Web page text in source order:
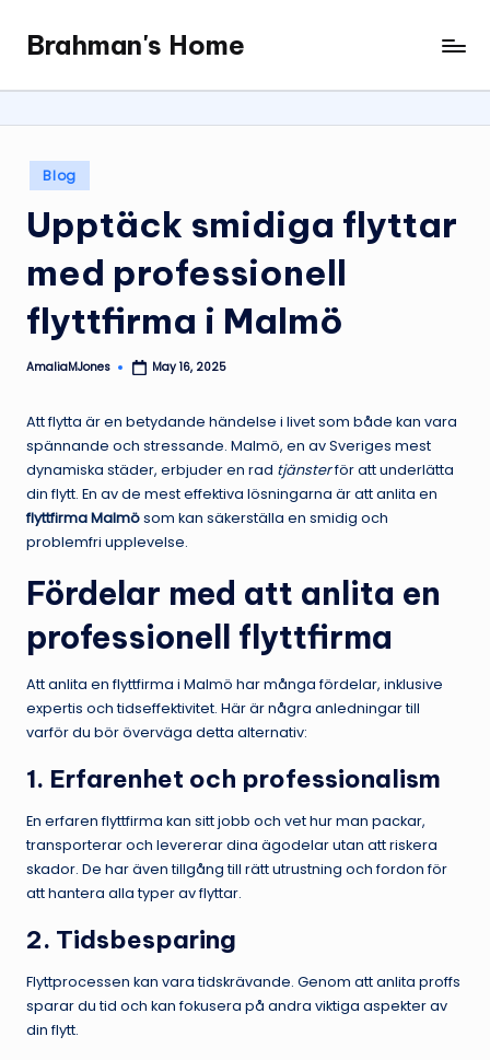
content
Brahman's Home
Spiritual
and
it
all
Posted
in
Blog
Upptäck smidiga flyttar
med professionell
flyttfirma i Malmö
Posted
AmaliaMJones May 16, 2025
Att flytta är en betydande händelse i livet som både kan vara
spännande och stressande. Malmö, en av Sveriges mest
dynamiska städer, erbjuder en rad tjänsterför att underlätta
din flytt. En av de mest effektiva lösningarna är att anlita en
flyttfirma Malmösom kan säkerställa en smidig och
problemfri upplevelse.
Fördelar med att anlita en
professionell flyttfirma
Att anlita en flyttfirma i Malmö har många fördelar, inklusive
expertis och tidseffektivitet. Här är några anledningar till
varför du bör överväga detta alternativ:
1. Erfarenhet och professionalism
En erfaren flyttfirma kan sitt jobb och vet hur man packar,
transporterar och levererar dina ägodelar utan att riskera
skador. De har även tillgång till rätt utrustning och fordon för
att hantera alla typer av flyttar.
2. Tidsbesparing
Flyttprocessen kan vara tidskrävande. Genom att anlita proffs
sparar du tid och kan fokusera på andra viktiga aspekter av
din flytt.